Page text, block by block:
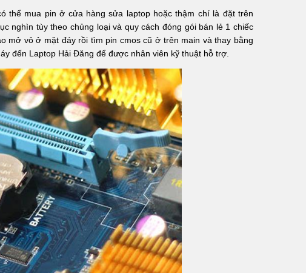
thể mua pin ở cửa hàng sửa laptop hoặc thậm chí là đặt trên
nghìn tùy theo chủng loại và quy cách đóng gói bán lẻ 1 chiếc
mở vỏ ở mặt đáy rồi tìm pin cmos cũ ở trên main và thay bằng
đến Laptop Hải Đăng để được nhân viên kỹ thuật hỗ trợ.